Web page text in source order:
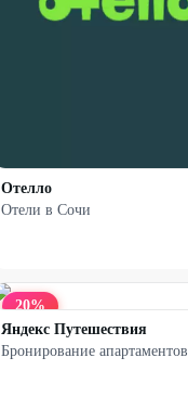
Отелло
Отели в Сочи
20%
Яндекс Путешествия
Бронирование апартаментов